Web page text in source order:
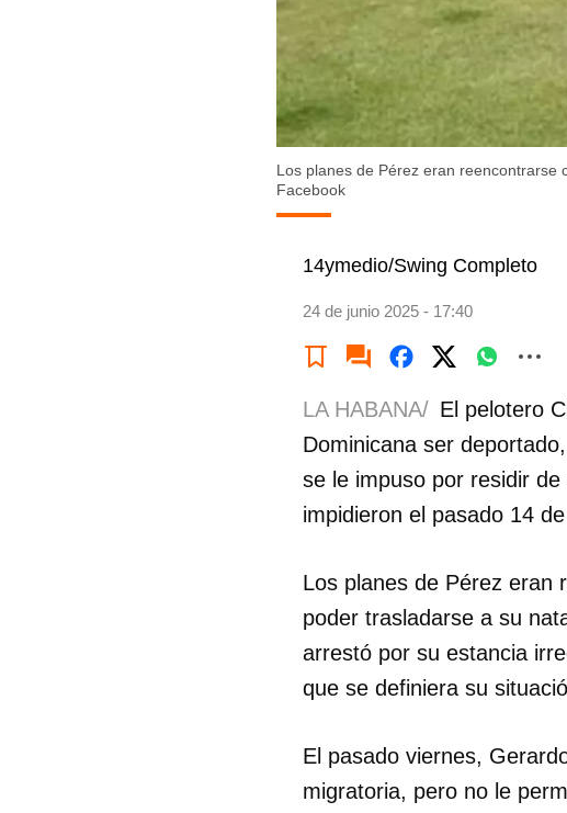
Los planes de Pérez eran reencontrarse
Facebook
14ymedio/Swing Completo
24 de junio 2025 - 17:40
LA HABANA/ El pelotero
Dominicana ser
se le impuso por residir
impidieron el pasado 14
Los planes de Pérez eran
poder trasladarse a su
arrestó por su estancia
que se definiera su
El pasado viernes,
migratoria, pero no le